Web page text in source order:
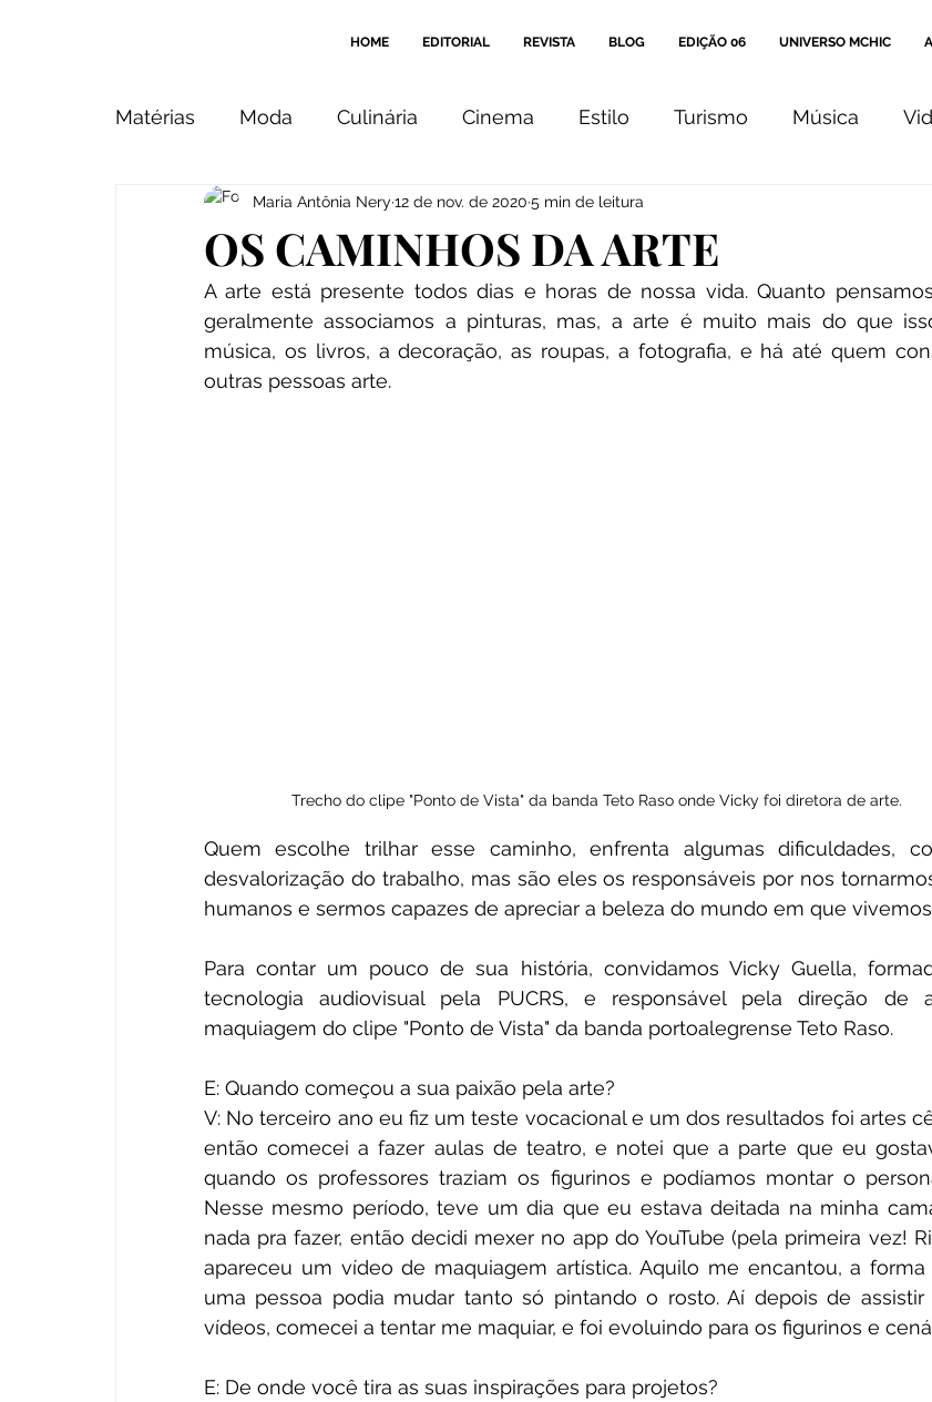
HOME EDITORIAL REVISTA BLOG EDIÇÃO 06 UNIVERSO MCHIC
Matérias Moda Culinária Cinema Estilo Turismo Música
Imagem Beleza Design Arte Cultura
Cantos & Recantos Indicação Coluna Ensaio
OS CAMINHOS DA ARTE
Maria Antônia Nery 12 de nov. de 2020 5 min de leitura
A arte está presente todos dias e horas de nossa vida. Quanto
geralmente associamos a pinturas, mas, a arte é muito mais do que
música, os livros, a decoração, as roupas, a fotografia, e há até quem
outras pessoas arte.
Trecho do clipe "Ponto de Vista" da banda Teto Raso onde Vicky foi diretora de arte.
Quem escolhe trilhar esse caminho, enfrenta algumas dificuldades,
desvalorização do trabalho, mas são eles os responsáveis por nos
humanos e sermos capazes de apreciar a beleza do mundo em que
Para contar um pouco de sua história, convidamos Vicky Guella,
tecnologia audiovisual pela PUCRS, e responsável pela direção de
maquiagem do clipe "Ponto de Vista" da banda portoalegrense Teto Raso.
E: Quando começou a sua paixão pela arte?
V: No terceiro ano eu fiz um teste vocacional e um dos resultados foi artes
então comecei a fazer aulas de teatro, e notei que a parte que eu
quando os professores traziam os figurinos e podíamos montar o
Nesse mesmo período, teve um dia que eu estava deitada na minha
nada pra fazer, então decidi mexer no app do YouTube (pela primeira vez!
apareceu um vídeo de maquiagem artística. Aquilo me encantou, a forma
uma pessoa podia mudar tanto só pintando o rosto. Aí depois de assistir
vídeos, comecei a tentar me maquiar, e foi evoluindo para os figurinos e
E: De onde você tira as suas inspirações para projetos?